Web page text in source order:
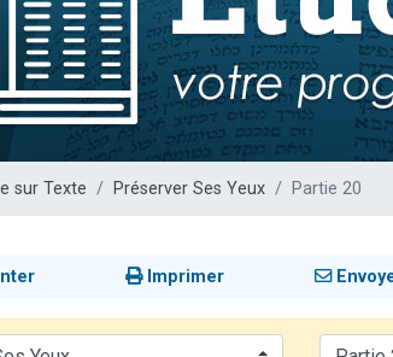
30 personnes viennent de
Il reste 49 places pour
12 nouvelles musiques
29 personnes viennent de
sur Texte Préserver Ses Yeux Partie 20
Imprimer